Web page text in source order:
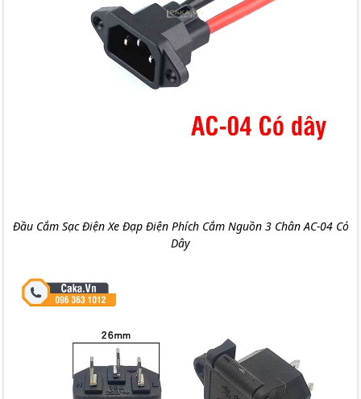
Đầu Cắm Sạc Điện Xe Đạp Điện Phích Cắm Nguồn 3 Chân AC-04 Có
Dây